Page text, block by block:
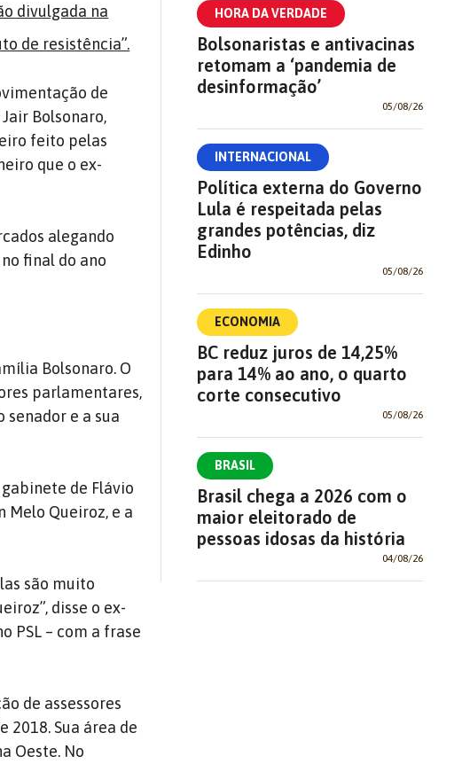
divulgada na
de resistência”.
de
Bolsonaro,
feito pelas
que o ex-
alegando
final do ano
Bolsonaro. O
parlamentares,
senador e a sua
de Flávio
Melo Queiroz, e a
são muito
disse o ex-
PSL – com a frase
de assessores
2018. Sua área de
Oeste. No
HORA DA VERDADE
Bolsonaristas e antivacinas
retomam a ‘pandemia de
desinformação’
05/08/26
INTERNACIONAL
Política externa do Governo
Lula é respeitada pelas
grandes potências, diz
Edinho
05/08/26
ECONOMIA
BC reduz juros de 14,25%
para 14% ao ano, o quarto
corte consecutivo
05/08/26
BRASIL
Brasil chega a 2026 com o
maior eleitorado de
pessoas idosas da história
04/08/26